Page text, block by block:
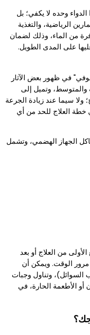
وحده لا يكفي؛ بل
الرياضية، والتغذية
من الماء، وذلك لضمان
على المدى الطويل.
في ظهور بعض الآثار
والمتوسط، وتميل إلى
سيما عند زيادة الجرعة
خطة العلاج للحد من أي
الجهاز الهضمي، وتشمل
من العلاج أو بعد
الوقت. ويمكن أن
وتناول وجبات
أو الأطعمة الحارة، في